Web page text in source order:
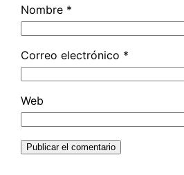
Nombre *
Correo electrónico *
Web